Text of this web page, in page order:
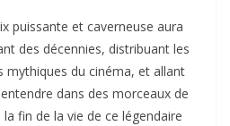
puissante et caverneuse aura
des décennies, distribuant les
mythiques du cinéma, et allant
dans des morceaux de
fin de la vie de ce légendaire